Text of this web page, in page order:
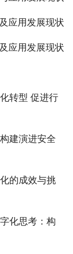
应用发展现状
应用发展现状
转型 促进行
建演进安全
的成效与挑
化思考：构